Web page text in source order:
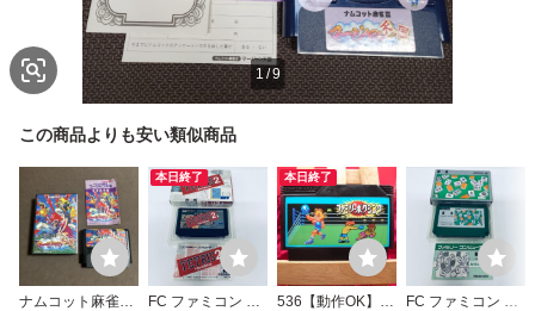
1/9
この商品よりも安い類似商品
ナムコット麻雀3
本日終了
FC ファミコン テ
本日終了
536【動作OK】
FC ファミコン 麻